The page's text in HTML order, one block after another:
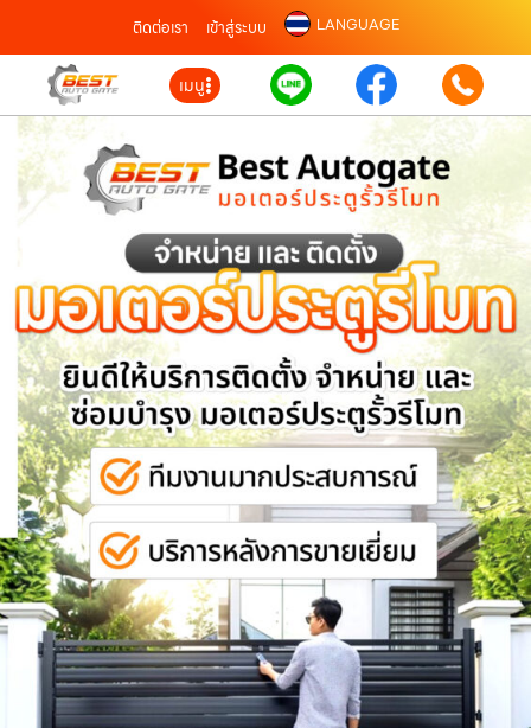
ติดต่อเรา เข้าสู่ระบบ LANGUAGE
เมนู